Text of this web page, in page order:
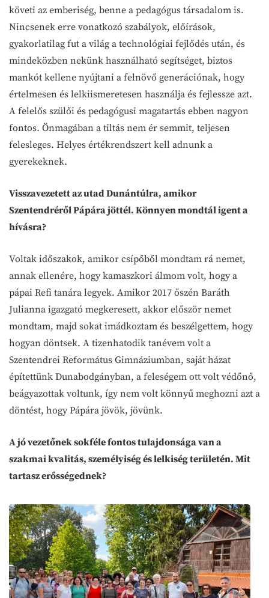
követi az emberiség, benne a pedagógus társadalom is.
Nincsenek erre vonatkozó szabályok, előírások,
gyakorlatilag fut a világ a technológiai fejlődés után, és
mindeközben nekünk használható segítséget, biztos
mankót kellene nyújtani a felnövő generációnak, hogy
értelmesen és lelkiismeretesen használja és fejlessze azt.
A felelős szülői és pedagógusi magatartás ebben nagyon
fontos. Önmagában a tiltás nem ér semmit, teljesen
felesleges. Helyes értékrendszert kell adnunk a
gyerekeknek.
Visszavezetett az utad Dunántúlra, amikor
Szentendréről Pápára jöttél. Könnyen mondtál igent a
hívásra?
Voltak időszakok, amikor csípőből mondtam rá nemet,
annak ellenére, hogy kamaszkori álmom volt, hogy a
pápai Refi tanára legyek. Amikor 2017 őszén Baráth
Julianna igazgató megkeresett, akkor először nemet
mondtam, majd sokat imádkoztam és beszélgettem, hogy
hogyan döntsek. A tizenhatodik tanévem volt a
Szentendrei Református Gimnáziumban, saját házat
építettünk Dunabodgányban, a feleségem ott volt védőnő,
beágyazottak voltunk, így nem volt könnyű meghozni azt a
döntést, hogy Pápára jövök, jövünk.
A jó vezetőnek sokféle fontos tulajdonsága van a
szakmai kvalitás, személyiség és lelkiség területén. Mit
tartasz erősségednek?